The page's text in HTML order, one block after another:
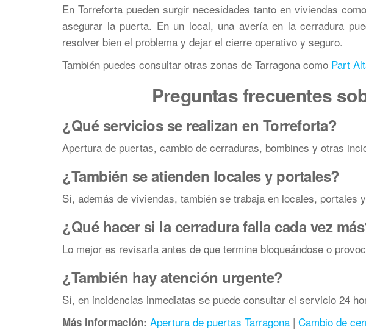
En Torreforta pueden surgir necesidades tanto en viviendas
asegurar la puerta. En un local, una avería en la cerradura
resolver bien el problema y dejar el cierre operativo y seguro.
También puedes consultar otras zonas de Tarragona como Part
Preguntas frecuentes
¿Qué servicios se realizan en Torreforta?
Apertura de puertas, cambio de cerraduras, bombines y otras
¿También se atienden locales y portales?
Sí, además de viviendas, también se trabaja en locales, portales
¿Qué hacer si la cerradura falla cada vez
Lo mejor es revisarla antes de que termine bloqueándose o
¿También hay atención urgente?
Sí, en incidencias inmediatas se puede consultar el servicio 24
Más información: Apertura de puertas Tarragona | Cambio de